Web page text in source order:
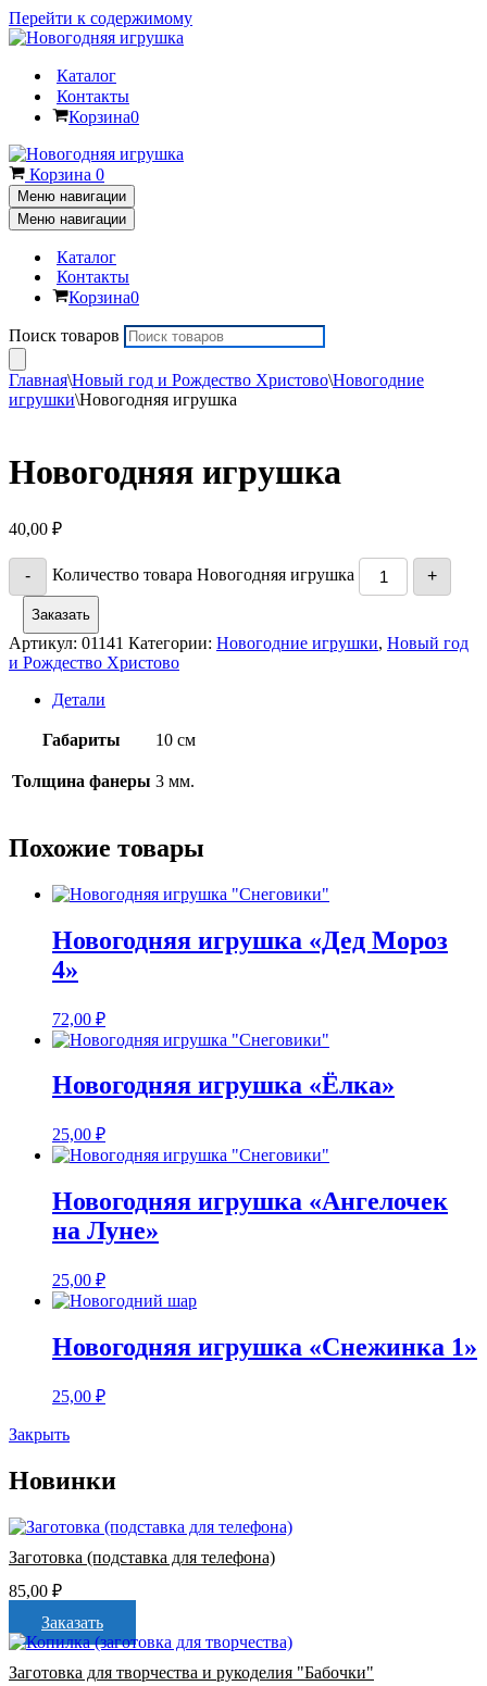
Перейти к содержимому
Каталог
Контакты
Корзина0
Корзина 0
Меню навигации
Меню навигации
Каталог
Контакты
Корзина0
Поиск товаров
Главная\Новый год и Рождество Христово\Новогодние
игрушки\Новогодняя игрушка
Новогодняя игрушка
40,00 ₽
- Количество товара Новогодняя игрушка +
Заказать
Артикул: 01141 Категории: Новогодние игрушки, Новый год
и Рождество Христово
Детали
Габариты 10 см
Толщина фанеры 3 мм.
Похожие товары
Новогодняя игрушка «Дед Мороз
4»
72,00 ₽
Новогодняя игрушка «Ёлка»
25,00 ₽
Новогодняя игрушка «Ангелочек
на Луне»
25,00 ₽
Новогодняя игрушка «Снежинка 1»
25,00 ₽
Закрыть
Новинки
Заготовка (подставка для телефона)
85,00 ₽
Заказать
Заготовка для творчества и рукоделия "Бабочки"